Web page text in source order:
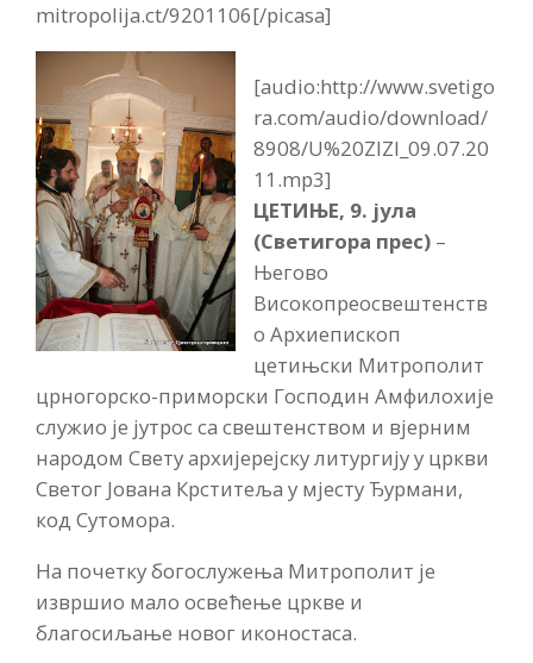
mitropolija.ct/9201106[/picasa]
[audio:http://www.svetigo
ra.com/audio/download/
8908/U%20ZIZI_09.07.20
11.mp3]
ЦЕТИЊЕ, 9. јула
(Светигора прес) –
Његово
Високопреосвештенств
о Архиепископ
цетињски Митрополит
црногорско-приморски Господин Амфилохије
служио је јутрос са свештенством и вјерним
народом Свету архијерејску литургију у цркви
Светог Јована Крститеља у мјесту Ђурмани,
код Сутомора.
На почетку богослужења Митрополит је
извршио мало освећење цркве и
благосиљање новог иконостаса.